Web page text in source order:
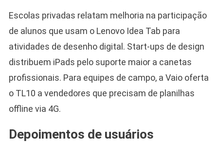
Escolas privadas relatam melhoria na participação
de alunos que usam o Lenovo Idea Tab para
atividades de desenho digital. Start-ups de design
distribuem iPads pelo suporte maior a canetas
profissionais. Para equipes de campo, a Vaio oferta
o TL10 a vendedores que precisam de planilhas
offline via 4G.
Depoimentos de usuários